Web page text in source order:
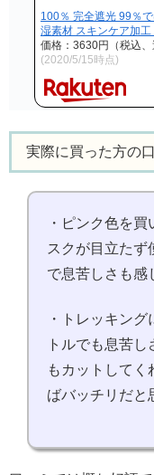
100％ 完全遮光 99％
湿素材 スキンケア加
価格：3630円（税込
(2020/5/15時点)
実際に買った方の
・ピンク色を
スクが目立たず
で息苦しさも感
・トレッキン
トルでも息苦
もカットして
ばバッチリだと